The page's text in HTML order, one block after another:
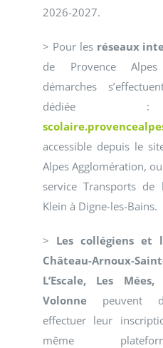
2026-2027.
> Pour les réseaux
de Provence
démarches
accessible depuis le
Alpes Agglomération,
service Transports de
Klein à Digne-les-Bains.
> Les collégiens et
Château-Arnoux-
L’Escale, Les
Volonne peuvent
effectuer leur
même